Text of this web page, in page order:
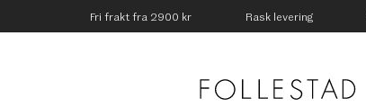
Fri frakt fra 2900 kr Rask levering